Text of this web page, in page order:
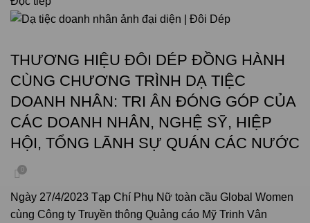
THƯƠNG HIỆU ĐÔI DÉP ĐỒNG HÀNH
CÙNG CHƯƠNG TRÌNH DẠ TIỆC
DOANH NHÂN: TRI ÂN ĐÓNG GÓP CỦA
CÁC DOANH NHÂN, NGHỆ SỸ, HIỆP
HỘI, TỔNG LÃNH SỰ QUÁN CÁC NƯỚC
0
Ngày 27/4/2023 Tạp Chí Phụ Nữ toàn cầu Global Women
cùng Công ty Truyền thông Quảng cáo Mỹ Trinh Vân